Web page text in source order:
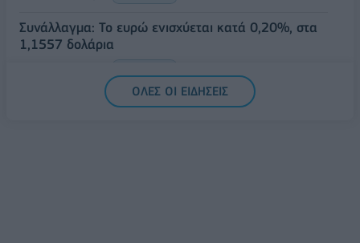
Συνάλλαγμα: Το ευρώ ενισχύεται κατά 0,20%, στα
1,1557 δολάρια
ΟΛΕΣ ΟΙ ΕΙΔΗΣΕΙΣ